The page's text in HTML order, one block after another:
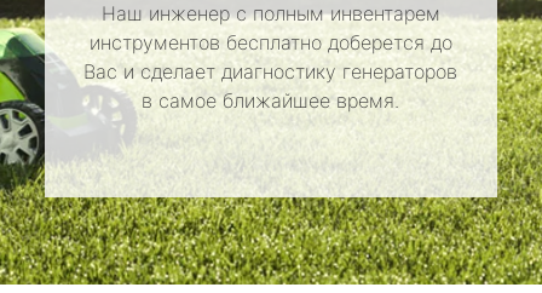
Наш инженер с полным инвентарем
инструментов бесплатно доберется до
Вас и сделает диагностику генераторов
в самое ближайшее время.